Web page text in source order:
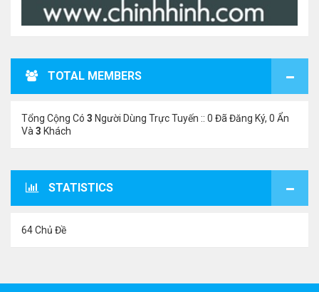
TOTAL MEMBERS
Tổng Cộng Có 3 Người Dùng Trực Tuyến :: 0 Đã Đăng Ký, 0 Ẩn
Và 3 Khách
STATISTICS
64 Chủ Đề